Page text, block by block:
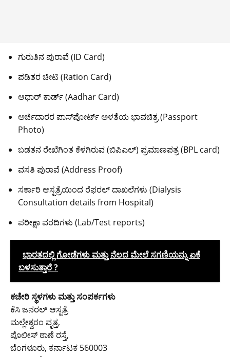
ಗುರುತಿನ ಪುರಾವೆ (ID Card)
ಪಡಿತರ ಚೀಟಿ (Ration Card)
ಆಧಾರ್ ಕಾರ್ಡ್ (Aadhar Card)
ಅರ್ಜಿದಾರರ ಪಾಸ್‌ಪೋರ್ಟ್ ಅಳತೆಯ ಭಾವಚಿತ್ರ (Passport
Photo)
ಬಡತನ ರೇಖೆಗಿಂತ ಕೆಳಗಿರುವ (ಬಿಪಿಎಲ್) ಪ್ರಮಾಣಪತ್ರ (BPL card)
ವಸತಿ ಪುರಾವೆ (Address Proof)
ಸರ್ಕಾರಿ ಆಸ್ಪತ್ರೆಯಿಂದ ರೆಫರಲ್ ದಾಖಲೆಗಳು (Dialysis
Consultation details from Hospital)
ಪರೀಕ್ಷಾ ವರದಿಗಳು (Lab/Test reports)
ಭಾರತದಲ್ಲಿ ಗೋಡೆಗಳು ಮತ್ತು ನೆಲದ ಮೇಲೆ ಸಗಣಿಯನ್ನು ಏಕೆ
ಬಳಸುತ್ತಾರೆ ?
ಕಚೇರಿ ಸ್ಥಳಗಳು ಮತ್ತು ಸಂಪರ್ಕಗಳು
ಕೆಸಿ ಜನರಲ್ ಆಸ್ಪತ್ರೆ
ಮಲ್ಲೇಶ್ವರಂ ವೃತ್ತ,
ಪೊಲೀಸ್ ಠಾಣೆ ರಸ್ತೆ,
ಬೆಂಗಳೂರು, ಕರ್ನಾಟಕ 560003